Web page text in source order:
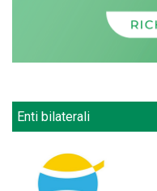
Enti bilaterali